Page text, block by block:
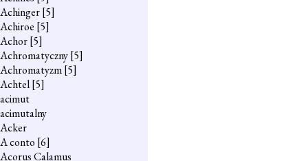
Achinger[5]
Achiroe [5]
Achor[5]
Achromatyczny[5]
Achromatyzm[5]
Achtel[5]
acimut
acimutalny
Acker
A conto [6]
Acorus Calamus